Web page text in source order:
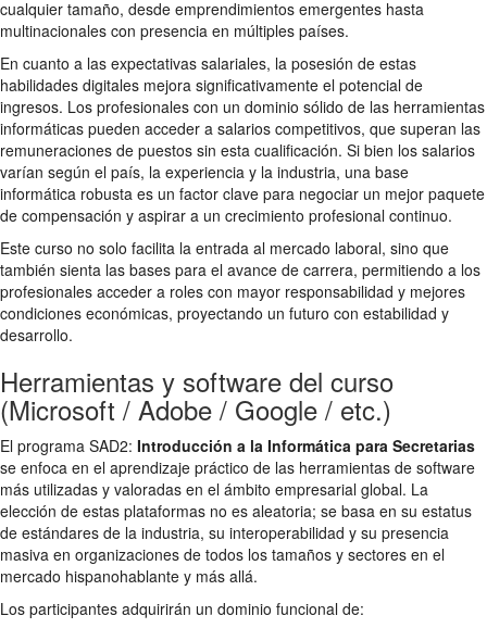
cualquier tamaño, desde emprendimientos emergentes hasta
multinacionales con presencia en múltiples países.
En cuanto a las expectativas salariales, la posesión de estas
habilidades digitales mejora significativamente el potencial de
ingresos. Los profesionales con un dominio sólido de las herramientas
informáticas pueden acceder a salarios competitivos, que superan las
remuneraciones de puestos sin esta cualificación. Si bien los salarios
varían según el país, la experiencia y la industria, una base
informática robusta es un factor clave para negociar un mejor paquete
de compensación y aspirar a un crecimiento profesional continuo.
Este curso no solo facilita la entrada al mercado laboral, sino que
también sienta las bases para el avance de carrera, permitiendo a los
profesionales acceder a roles con mayor responsabilidad y mejores
condiciones económicas, proyectando un futuro con estabilidad y
desarrollo.
Herramientas y software del curso
(Microsoft / Adobe / Google / etc.)
El programa SAD2: Introducción a la Informática para Secretarias
se enfoca en el aprendizaje práctico de las herramientas de software
más utilizadas y valoradas en el ámbito empresarial global. La
elección de estas plataformas no es aleatoria; se basa en su estatus
de estándares de la industria, su interoperabilidad y su presencia
masiva en organizaciones de todos los tamaños y sectores en el
mercado hispanohablante y más allá.
Los participantes adquirirán un dominio funcional de: